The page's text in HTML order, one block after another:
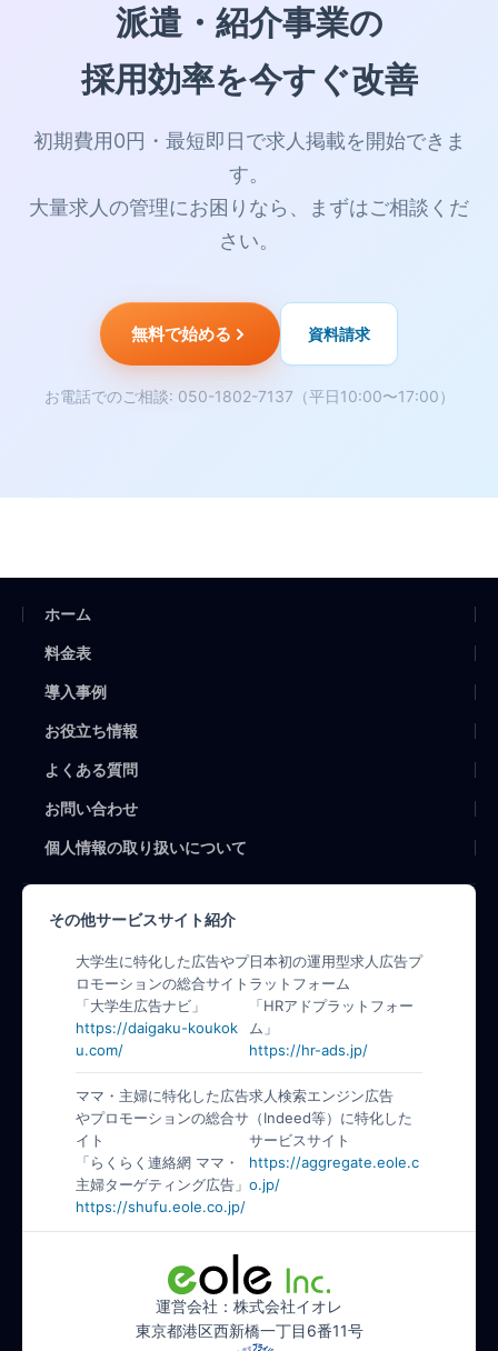
派遣・紹介事業の
採用効率を今すぐ改善
初期費用0円・最短即日で求人掲載を開始できま
す。
大量求人の管理にお困りなら、まずはご相談くだ
さい。
無料で始める 資料請求
お電話でのご相談: 050-1802-7137（平日10:00〜17:00）
ホーム
料金表
導入事例
お役立ち情報
よくある質問
お問い合わせ
個人情報の取り扱いについて
その他サービスサイト紹介
大学生に特化した広告やプ
ロモーションの総合サイト
「大学生広告ナビ」
https://daigaku-koukok
u.com/
日本初の運用型求人広告プ
ラットフォーム
「HRアドプラットフォー
ム」
https://hr-ads.jp/
ママ・主婦に特化した広告
やプロモーションの総合サ
イト
「らくらく連絡網 ママ・
主婦ターゲティング広告」
https://shufu.eole.co.jp/
求人検索エンジン広告
（Indeed等）に特化した
サービスサイト
https://aggregate.eole.c
o.jp/
運営会社：株式会社イオレ
東京都港区西新橋一丁目6番11号